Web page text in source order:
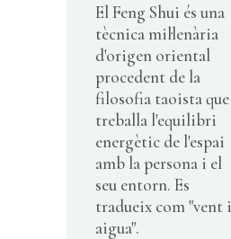
El Feng Shui és una
tècnica mil·lenària
d'origen oriental
procedent de la
filosofia taoista que
treballa l'equilibri
energètic de l'espai
amb la persona i el
seu entorn. Es
tradueix com "vent i
aigua".